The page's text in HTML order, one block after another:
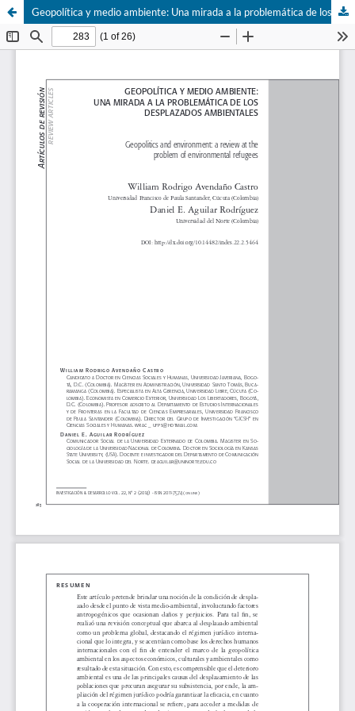
Geopolítica y medio ambiente: Una mirada a la problemática de los desplazados ambientales